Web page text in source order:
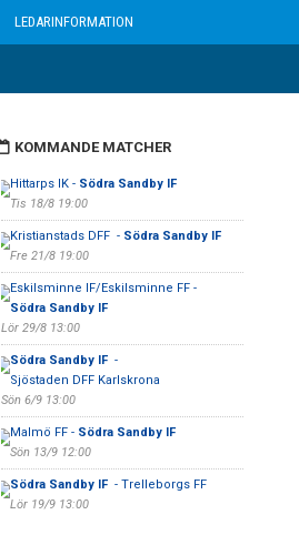
LEDARINFORMATION
KOMMANDE MATCHER
Hittarps IK - Södra Sandby IF
Tis 18/8 19:00
Kristianstads DFF - Södra Sandby IF
Fre 21/8 19:00
Eskilsminne IF/Eskilsminne FF -
Södra Sandby IF
Lör 29/8 13:00
Södra Sandby IF -
Sjöstaden DFF Karlskrona
Sön 6/9 13:00
Malmö FF - Södra Sandby IF
Sön 13/9 12:00
Södra Sandby IF - Trelleborgs FF
Lör 19/9 13:00